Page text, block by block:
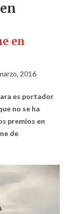
en
2016
es portador
no se ha
premios en
de